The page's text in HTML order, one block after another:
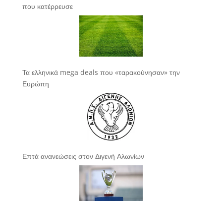
που κατέρρευσε
Τα ελληνικά mega deals που «ταρακούνησαν» την
Ευρώπη
Επτά ανανεώσεις στον Διγενή Αλωνίων